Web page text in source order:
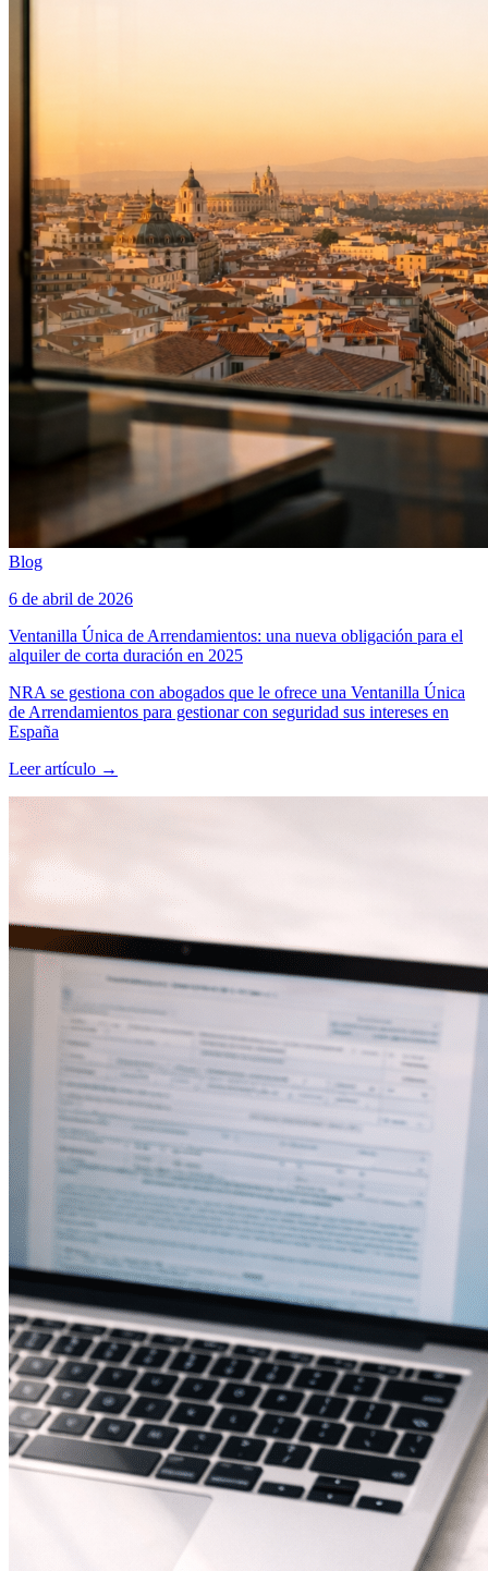
Blog
6 de abril de 2026
Ventanilla Única de Arrendamientos: una nueva obligación para el
alquiler de corta duración en 2025
NRA se gestiona con abogados que le ofrece una Ventanilla Única
de Arrendamientos para gestionar con seguridad sus intereses en
España
Leer artículo →